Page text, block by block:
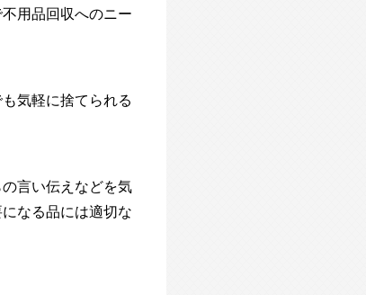
用品回収へのニー
気軽に捨てられる
言い伝えなどを気
なる品には適切な